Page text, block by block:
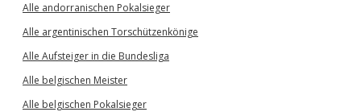
Alle andorranischen Pokalsieger
Alle argentinischen Torschützenkönige
Alle Aufsteiger in die Bundesliga
Alle belgischen Meister
Alle belgischen Pokalsieger